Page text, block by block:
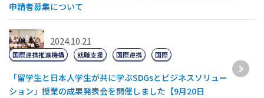
申請者募集について
2024.10.21
「留学生と日本人学生が共に学ぶSDGsとビジネスソリュー
ション」授業の成果発表会を開催しました【9月20日
国際連携推進機構 就職支援 国際連携 国際